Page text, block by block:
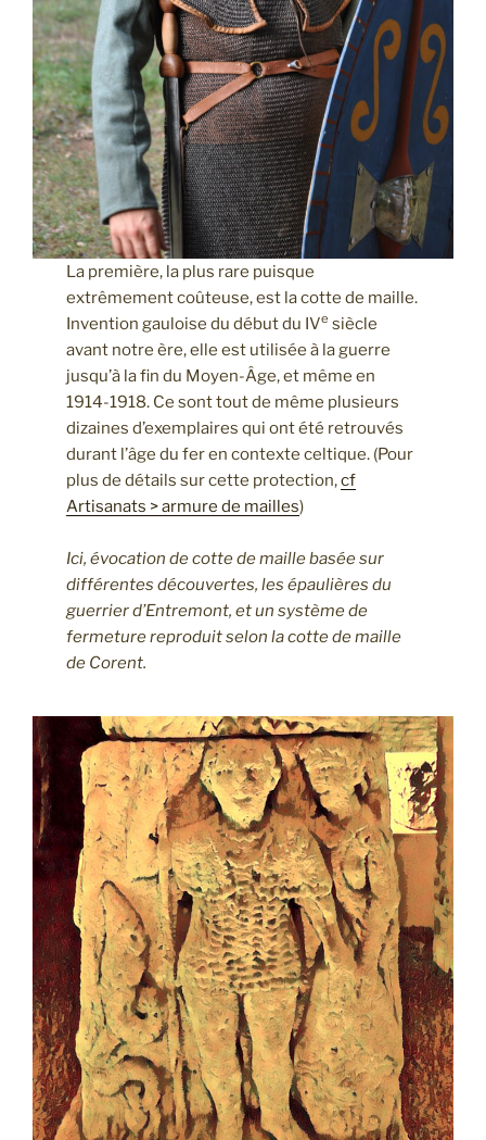
La première, la plus rare puisque
extrêmement coûteuse, est la cotte de maille.
Invention gauloise du début du IVe siècle
avant notre ère, elle est utilisée à la guerre
jusqu’à la fin du Moyen-Âge, et même en
1914-1918. Ce sont tout de même plusieurs
dizaines d’exemplaires qui ont été retrouvés
durant l’âge du fer en contexte celtique. (Pour
plus de détails sur cette protection,cf
Artisanats > armure de mailles)
Ici, évocation de cotte de maille basée sur
différentes découvertes, les épaulières du
guerrier d’Entremont, et un système de
fermeture reproduit selon la cotte de maille
de Corent.